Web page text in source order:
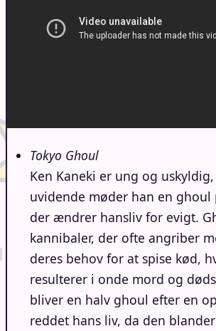
Tokyo Ghoul
Ken Kaneki er ung og
uvidende møder han en ghoul
der ændrer hansliv for evigt.
kannibaler, der ofte angriber
deres behov for at spise kød,
resulterer i onde mord og
bliver en halv ghoul efter en
reddet hans liv, da den